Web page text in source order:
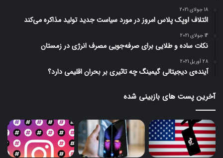
18 جولای 2021
ائتلاف اوپک پلاس امروز در مورد سیاست جدید تولید مذاکره می‌کند
14 جولای 2021
نکات ساده و طلایی برای صرفه‌جویی مصرف انرژی در زمستان
28 آوریل 2021
آینده‌ی دیجیتالی گیمینگ چه تاثیری بر بحران اقلیمی دارد؟
آخرین پست های بازبینی شده